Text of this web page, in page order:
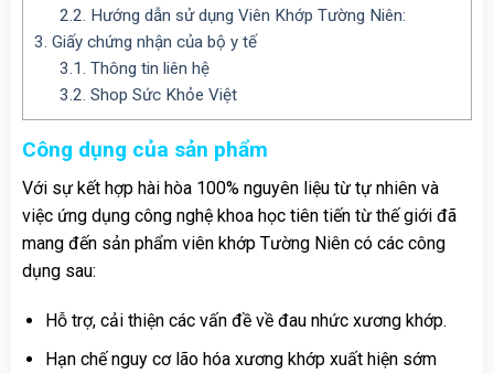
2.2. Hướng dẫn sử dụng Viên Khớp Tường Niên:
3. Giấy chứng nhận của bộ y tế
3.1. Thông tin liên hệ
3.2. Shop Sức Khỏe Việt
Công dụng của sản phẩm
Với sự kết hợp hài hòa 100% nguyên liệu từ tự nhiên và
việc ứng dụng công nghệ khoa học tiên tiến từ thế giới đã
mang đến sản phẩm viên khớp Tường Niên có các công
dụng sau:
Hỗ trợ, cải thiện các vấn đề về đau nhức xương khớp.
Hạn chế nguy cơ lão hóa xương khớp xuất hiện sớm